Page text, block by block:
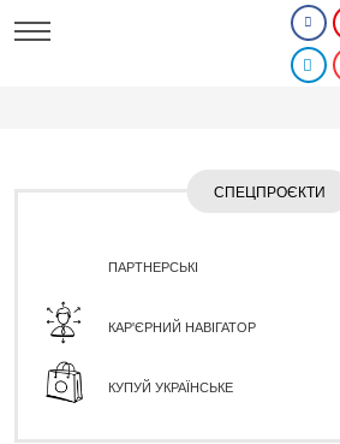
СПЕЦПРОЄКТИ
ПАРТНЕРСЬКІ
КАР'ЄРНИЙ НАВІГАТОР
КУПУЙ УКРАЇНСЬКЕ